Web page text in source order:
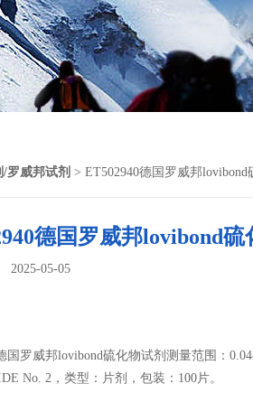
罗威邦试剂 > ET502940德国罗威邦lovibond
德国罗威邦lovibond硫
2025-05-05
国罗威邦lovibond硫化物试剂测量范围：
No. 2，类型：片剂，包装：100片。